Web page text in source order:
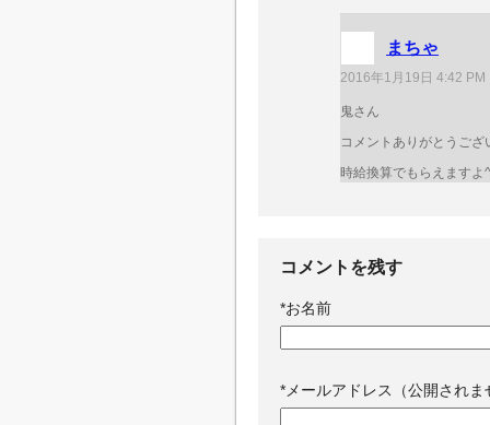
まちゃ
2016年1月19日 4:42 PM
鬼さん
コメントありがとうござ
時給換算でもらえますよ
コメントを残す
*お名前
* メールアドレス（公開されま